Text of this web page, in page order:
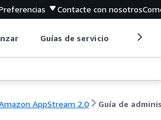
Contacte con nosotros
Guías de servicio
AppStream 2.0